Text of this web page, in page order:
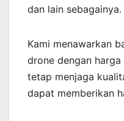
dan lain sebagainya.
Kami menawarkan
drone dengan
tetap menjaga
dapat memberikan